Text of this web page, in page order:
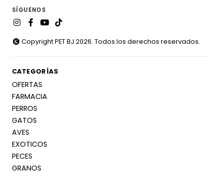
SÍGUENOS
Copyright PET BJ 2026. Todos los derechos reservados.
CATEGORÍAS
OFERTAS
FARMACIA
PERROS
GATOS
AVES
EXOTICOS
PECES
GRANOS